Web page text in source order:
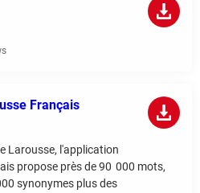
Français
Larousse, l'application
propose près de 90 000 mots,
synonymes plus des